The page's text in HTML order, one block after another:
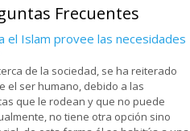
Frecuentes
el Islam provee las necesidades
de la sociedad, se ha reiterado
el ser humano, debido a las
que le rodean y que no puede
no tiene otra opción sino